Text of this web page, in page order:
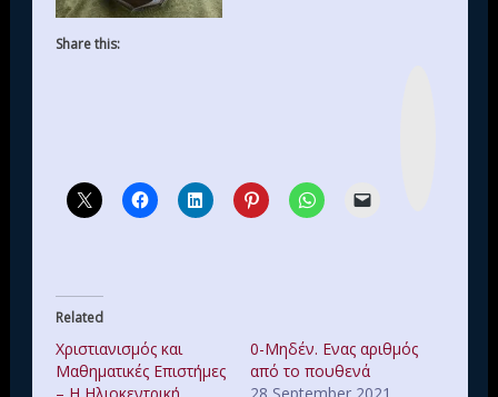
Share this:
Related
Χριστιανισμός και
Μαθηματικές Επιστήμες
0-Μηδέν. Ενας αριθμός
από το πουθενά